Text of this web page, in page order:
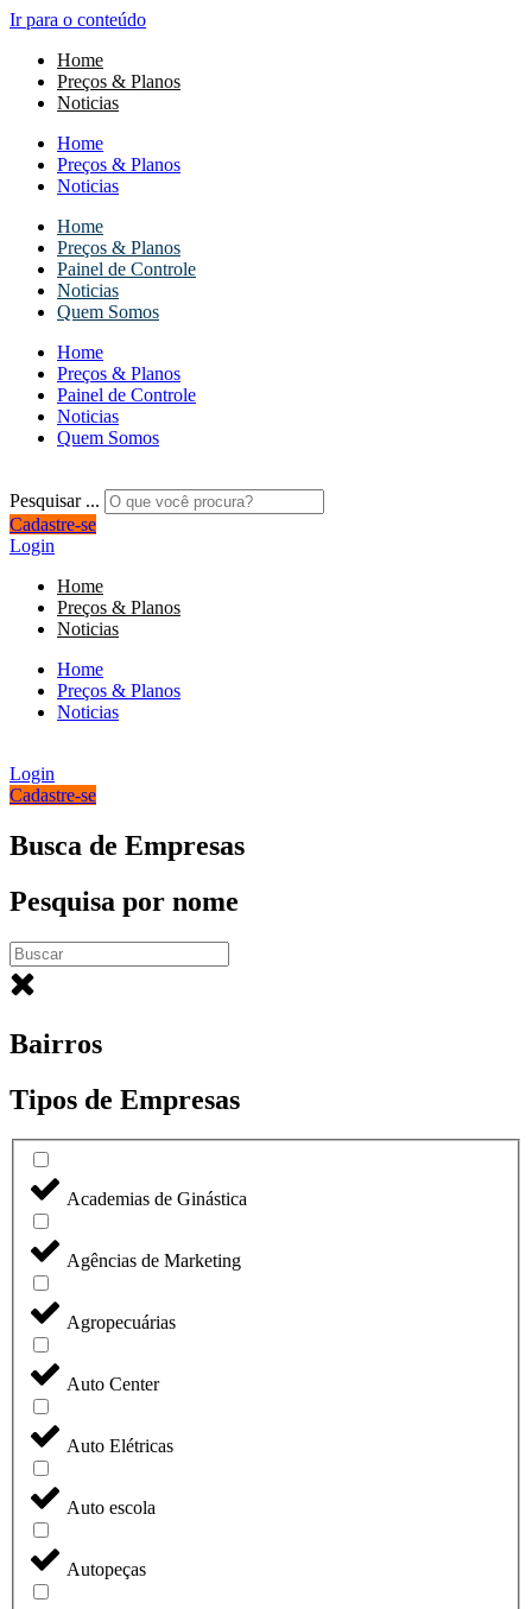
Ir para o conteúdo
Home
Preços & Planos
Noticias
Home
Preços & Planos
Noticias
Home
Preços & Planos
Painel de Controle
Noticias
Quem Somos
Home
Preços & Planos
Painel de Controle
Noticias
Quem Somos
Pesquisar ...
Cadastre-se
Login
Home
Preços & Planos
Noticias
Home
Preços & Planos
Noticias
Login
Cadastre-se
Busca de Empresas
Pesquisa por nome
Bairros
Tipos de Empresas
Academias de Ginástica
Agências de Marketing
Agropecuárias
Auto Center
Auto Elétricas
Auto escola
Autopeças